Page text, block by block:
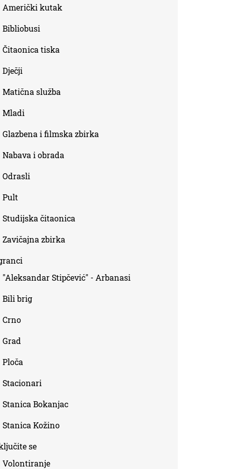
Američki kutak
Bibliobusi
Čitaonica tiska
Dječji
Matična služba
Mladi
Glazbena i filmska zbirka
Nabava i obrada
Odrasli
Pult
Studijska čitaonica
Zavičajna zbirka
"Aleksandar Stipčević" - Arbanasi
Bili brig
Crno
Grad
Ploča
Stacionari
Stanica Bokanjac
Stanica Kožino
se
Volontiranje